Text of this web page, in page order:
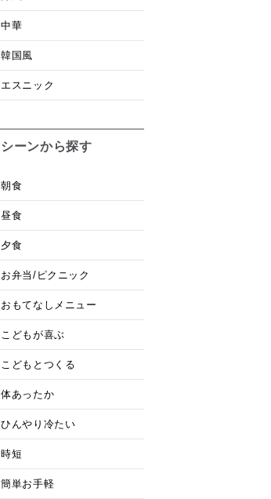
中華
韓国風
エスニック
シーンから探す
朝食
昼食
夕食
お弁当/ピクニック
おもてなしメニュー
こどもが喜ぶ
こどもとつくる
体あったか
ひんやり冷たい
時短
簡単お手軽